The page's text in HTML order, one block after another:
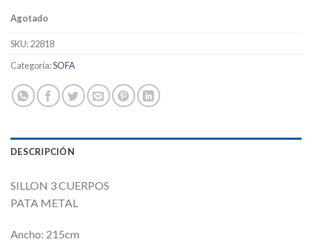
Agotado
SKU:22818
Categoría:SOFA
DESCRIPCIÓN
SILLON 3 CUERPOS
PATA METAL
Ancho: 215cm